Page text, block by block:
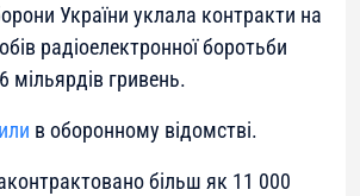
України уклала контракти на
радіоелектронної боротьби
мільярдів гривень.
в оборонному відомстві.
більш як 11 000